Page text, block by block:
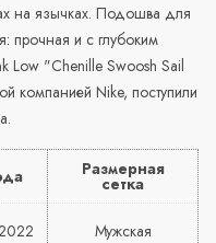
на язычках. Подошва для
прочная и с глубоким
Low "Chenille Swoosh Sail
компанией Nike, поступили
Размерная
сетка
Мужская